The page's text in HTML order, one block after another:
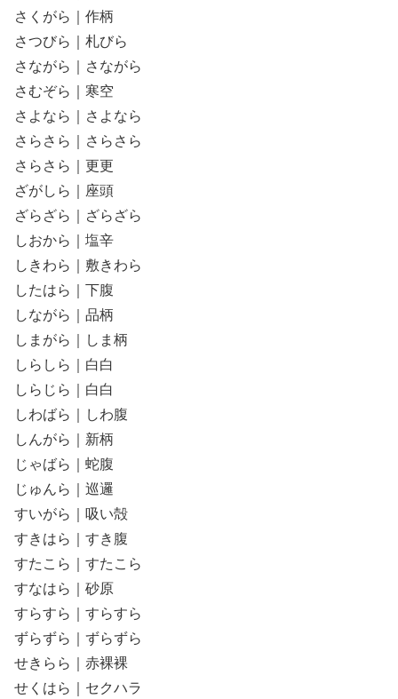
さくがら｜作柄
さつびら｜札びら
さながら｜さながら
さむぞら｜寒空
さよなら｜さよなら
さらさら｜さらさら
さらさら｜更更
ざがしら｜座頭
ざらざら｜ざらざら
しおから｜塩辛
しきわら｜敷きわら
したはら｜下腹
しながら｜品柄
しまがら｜しま柄
しらしら｜白白
しらじら｜白白
しわばら｜しわ腹
しんがら｜新柄
じゃばら｜蛇腹
じゅんら｜巡邏
すいがら｜吸い殻
すきはら｜すき腹
すたこら｜すたこら
すなはら｜砂原
すらすら｜すらすら
ずらずら｜ずらずら
せきらら｜赤裸裸
せくはら｜セクハラ